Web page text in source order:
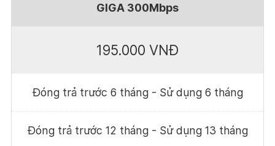
GIGA 300Mbps
195.000 VNĐ
Đóng trả trước 6 tháng - Sử dụng 6 tháng
Đóng trả trước 12 tháng - Sử dụng 13 tháng